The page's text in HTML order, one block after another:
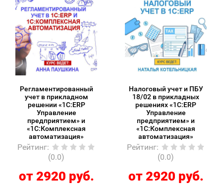
Регламентированный
учет в прикладном
решении «1С:ERP
Управление
предприятием» и
«1С:Комплексная
автоматизация»
Рейтинг:
(0.0)
от 2920 руб.
Налоговый учет и ПБУ
18/02 в прикладных
решениях «1С:ERP
Управление
предприятием» и
«1С:Комплексная
автоматизация»
Рейтинг:
(0.0)
от 2920 руб.